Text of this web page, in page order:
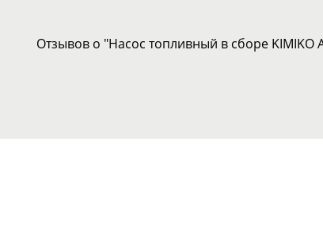
Отзывов о "Насос топливный в сборе KIMIKO